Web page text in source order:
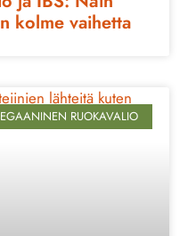
kolme vaihetta
RUOKAVALIO